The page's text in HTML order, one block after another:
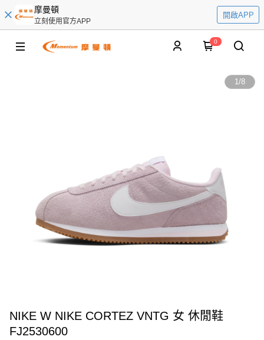
摩曼頓
立刻使用官方APP
開啟APP
0
1/8
NIKE W NIKE CORTEZ VNTG 女 休閒鞋
FJ2530600